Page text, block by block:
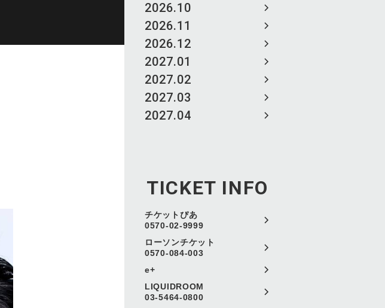
2026.10
2026.11
2026.12
2027.01
2027.02
2027.03
2027.04
TICKET INFO
チケットぴあ
0570-02-9999
ローソンチケット
0570-084-003
e+
LIQUIDROOM
03-5464-0800